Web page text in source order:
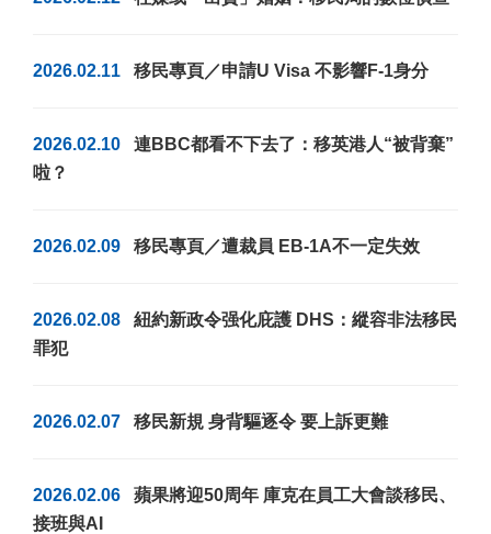
2026.02.11 移民專頁／申請U Visa 不影響F-1身分
2026.02.10
連BBC都看不下去了：移英港人“被背棄”
啦？
2026.02.09 移民專頁／遭裁員 EB-1A不一定失效
2026.02.08
紐約新政令强化庇護 DHS：縱容非法移民
罪犯
2026.02.07 移民新規 身背驅逐令 要上訴更難
2026.02.06
蘋果將迎50周年 庫克在員工大會談移民、
接班與AI